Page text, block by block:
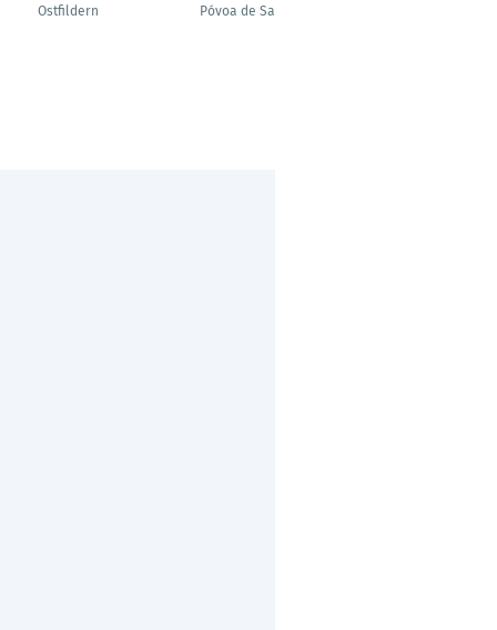
Ostfildern
Póvoa de Santa Iria